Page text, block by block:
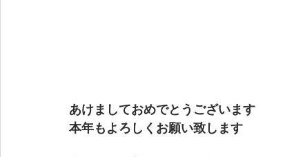
あけましておめでとうございます
本年もよろしくお願い致します